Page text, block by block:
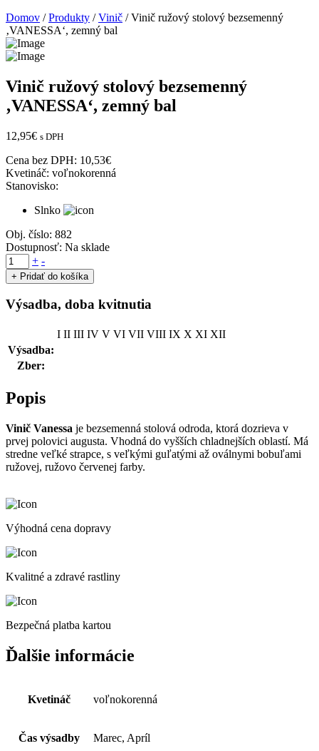
Domov /Produkty /Vinič / Vinič ružový stolový bezsemenný
‚VANESSA‘, zemný bal
Vinič ružový stolový bezsemenný
‚VANESSA‘, zemný bal
12,95€ s DPH
Cena bez DPH: 10,53€
Kvetináč: voľnokorenná
Stanovisko:
Slnko
Obj. číslo: 882
Dostupnosť: Na sklade
množstvo
Vinič
ružový
stolový
bezsemenný
bal
+ -
+ Pridať do košíka
Výsadba, doba kvitnutia
I II III IV V VI VII VIII IX X XI XII
Výsadba:
Zber:
Popis
Vinič Vanessa je bezsemenná stolová odroda, ktorá dozrieva v
prvej polovici augusta. Vhodná do vyšších chladnejších oblastí. Má
stredne veľké strapce, s veľkými guľatými až oválnymi bobuľami
ružovej, ružovo červenej farby.
Výhodná cena dopravy
Kvalitné a zdravé rastliny
Bezpečná platba kartou
Ďalšie informácie
Kvetináč voľnokorenná
Čas výsadby Marec, Apríl